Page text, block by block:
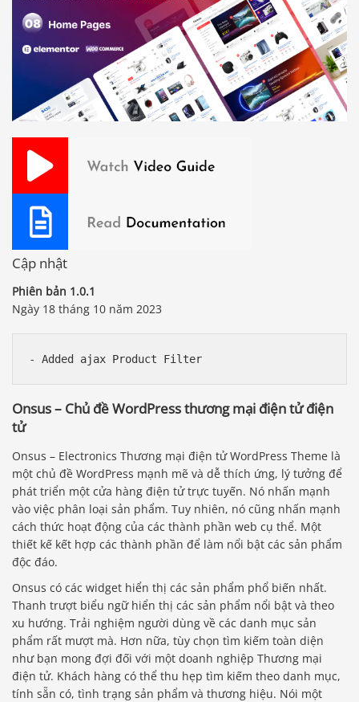
Cập nhật
Phiên bản 1.0.1
Ngày 18 tháng 10 năm 2023
Onsus – Chủ đề WordPress thương mại điện tử điện
tử
Onsus – Electronics Thương mại điện tử WordPress Theme là
một chủ đề WordPress mạnh mẽ và dễ thích ứng, lý tưởng để
phát triển một cửa hàng điện tử trực tuyến. Nó nhấn mạnh
vào việc phân loại sản phẩm. Tuy nhiên, nó cũng nhấn mạnh
cách thức hoạt động của các thành phần web cụ thể. Một
thiết kế kết hợp các thành phần để làm nổi bật các sản phẩm
độc đáo.
Onsus có các widget hiển thị các sản phẩm phổ biến nhất.
Thanh trượt biểu ngữ hiển thị các sản phẩm nổi bật và theo
xu hướng. Trải nghiệm người dùng về các danh mục sản
phẩm rất mượt mà. Hơn nữa, tùy chọn tìm kiếm toàn diện
như bạn mong đợi đối với một doanh nghiệp Thương mại
điện tử. Khách hàng có thể thu hẹp tìm kiếm theo danh mục,
tính sẵn có, tình trạng sản phẩm và thương hiệu. Nói một